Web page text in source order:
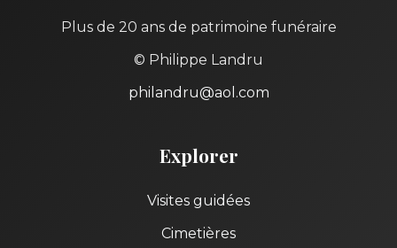
Plus de 20 ans de patrimoine funéraire
© Philippe Landru
philandru@aol.com
Explorer
Visites guidées
Cimetières